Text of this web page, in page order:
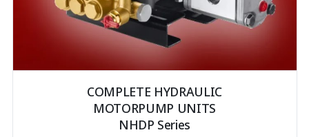
COMPLETE HYDRAULIC
MOTORPUMP UNITS
NHDP Series